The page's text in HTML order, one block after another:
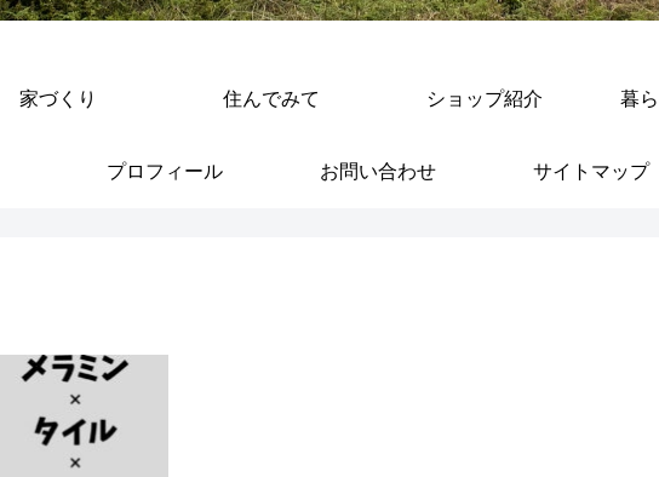
家づくり 住んでみて ショップ紹介 暮
プロフィール お問い合わせ サイトマップ